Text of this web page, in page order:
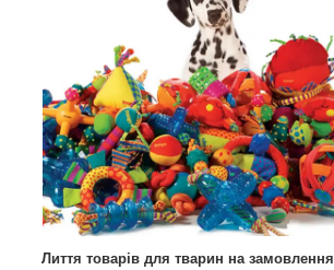
Лиття товарів для тварин на замовлення